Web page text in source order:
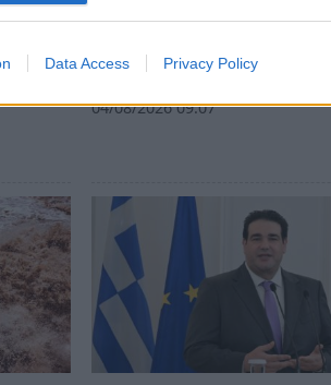
Data Access Privacy Policy
δεν
Δήμος Ευρώτα: Σκουριά
φθορά η αμείλικτη
πραγματικότητα…
04/08/2026 09:07